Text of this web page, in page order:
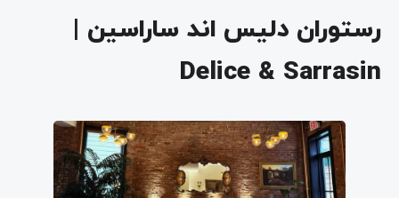
رستوران دلیس اند ساراسین |
Delice & Sarrasin